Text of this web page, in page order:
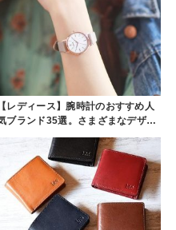
【レディース】腕時計のおすすめ人
ブランド35選。さまざまなデザ…